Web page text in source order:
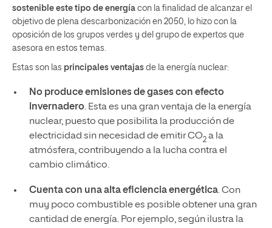
sostenible este tipo de energía con la finalidad de alcanzar el
objetivo de plena descarbonización en 2050, lo hizo con la
oposición de los grupos verdes y del grupo de expertos que
asesora en estos temas.
Estas son las principales ventajas de la energía nuclear:
No produce emisiones de gases con efecto
invernadero. Esta es una gran ventaja de la energía
nuclear, puesto que posibilita la producción de
electricidad sin necesidad de emitir CO2a la
atmósfera, contribuyendo a la lucha contra el
cambio climático.
Cuenta con una alta eficiencia energética. Con
muy poco combustible es posible obtener una gran
cantidad de energía. Por ejemplo, según ilustra la